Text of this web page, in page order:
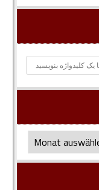
بایگانی
ماهانه